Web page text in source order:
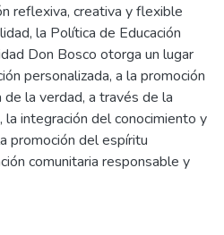
reflexiva, creativa y flexible
la Política de Educación
Don Bosco otorga un lugar
personalizada, a la promoción
la verdad, a través de la
la integración del conocimiento y
promoción del espíritu
comunitaria responsable y